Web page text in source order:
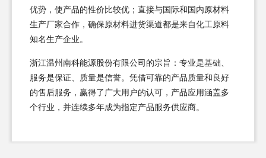
优势，使产品的性价比较优；直接与国际和国内原材料
生产厂家合作，确保原材料进货渠道都是来自化工原料
知名生产企业。
浙江温州南科能源股份有限公司的宗旨：专业是基础、
服务是保证、质量是信誉。凭借可靠的产品质量和良好
的售后服务，赢得了广大用户的认可，产品应用涵盖多
个行业，并连续多年成为指定产品服务供应商。